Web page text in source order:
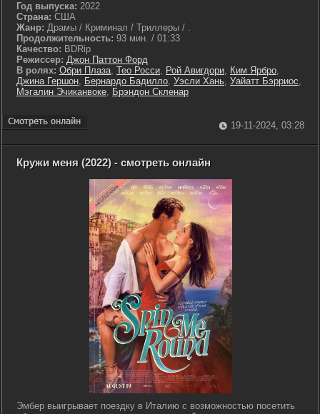
Год выпуска: 2022
Страна: США
Жанр: Драмы / Криминал / Триллеры / .
Продолжительность: 93 мин. / 01:33
Качество: BDRip
Режиссер: Джон Паттон Форд
В ролях: Обри Плаза, Тео Росси, Рой Авигдори, Ким Ярбро,
Джина Гершон, Бернардо Бадилло, Уэсли Хань, Уайатт Бэрриос,
Мэгалин Эчиканвоке, Брэндон Скленар
19-11-2024, 03:28
Кружи меня (2022) - смотреть онлайн
Эмбер выигрывает поездку в Италию с возможностью посетить